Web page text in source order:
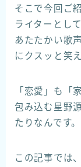
そこで今回ご
ライターとし
あたたかい歌
にクスッと笑
「恋愛」も「
包み込む星野
たりなんです。
この記事では